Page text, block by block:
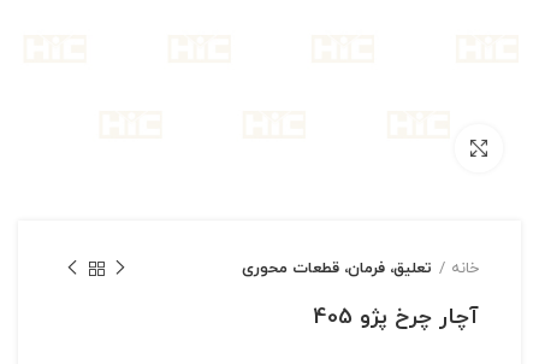
خانه تعلیق، فرمان، قطعات محوری
آچار چرخ پژو 405